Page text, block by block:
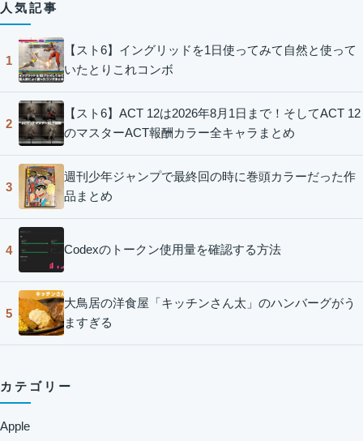
人気記事
1
【スト6】イングリッドを1日使ってみて自然と使って
いたとりこれコンボ
2
【スト6】ACT 12は2026年8月1日まで！そしてACT 12
のマスターACT報酬カラー全キャラまとめ
3
週刊少年ジャンプで最終回の時に巻頭カラーだった作
品まとめ
4 Codexのトークン使用量を確認する方法
5
大鳥居の洋食屋「キッチンさん太」のハンバーグがう
ますぎる
カテゴリー
Apple